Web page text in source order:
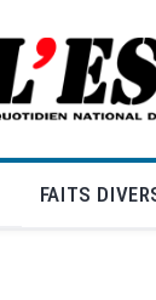
FAITS